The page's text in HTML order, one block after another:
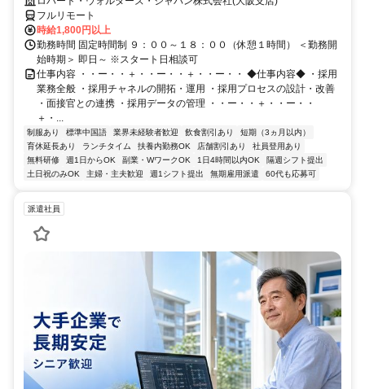
フルリモート
時給1,800円以上
勤務時間 固定時間制 ９：００～１８：００（休憩１時間） ＜勤務開
始時期＞ 即日～ ※スタート日相談可
仕事内容 ・・ー・・＋・・ー・・＋・・ー・・ ◆仕事内容◆ ・採用
業務全般 ・採用チャネルの開拓・運用 ・採用プロセスの設計・改善
・面接官との連携 ・採用データの管理 ・・ー・・＋・・ー・・
＋・...
制服あり 標準中国語 業界未経験者歓迎 飲食割引あり
短期（3ヵ月以内）
育休延長あり
ランチタイム 扶養内勤務OK 店舗割引あり
社員登用あり
無料研修
週1日からOK 副業・WワークOK 1日4時間以内OK
隔週シフト提出
土日祝のみOK
主婦・主夫歓迎 週1シフト提出 無期雇用派遣 60代も応募可
派遣社員